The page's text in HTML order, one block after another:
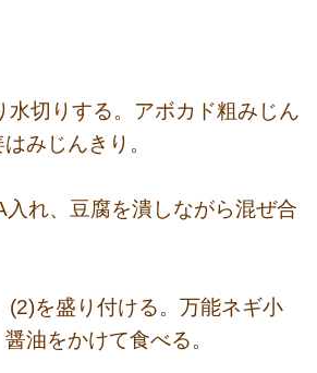
水切りする。アボカド粗みじん
みじんきり。
入れ、豆腐を潰しながら混ぜ合
(2)を盛り付ける。万能ネギ小
油をかけて食べる。